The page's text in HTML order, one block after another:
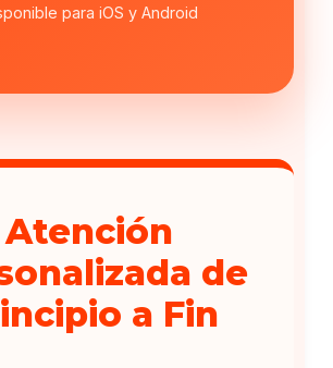
para iOS y Android
Atención
de
a Fin